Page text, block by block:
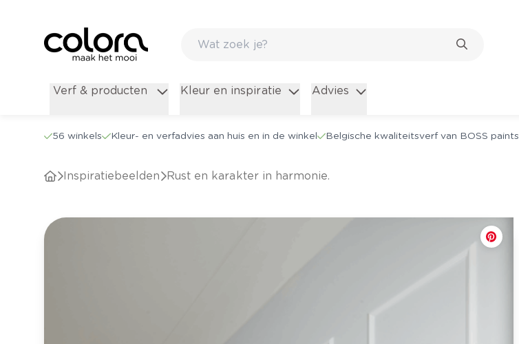
Verf & producten Kleur en inspiratie Advies
56 winkels Kleur- en verfadvies aan huis en in de winkel Belgische kwaliteitsverf van BOSS paints
Inspiratiebeelden Rust en karakter in harmonie.